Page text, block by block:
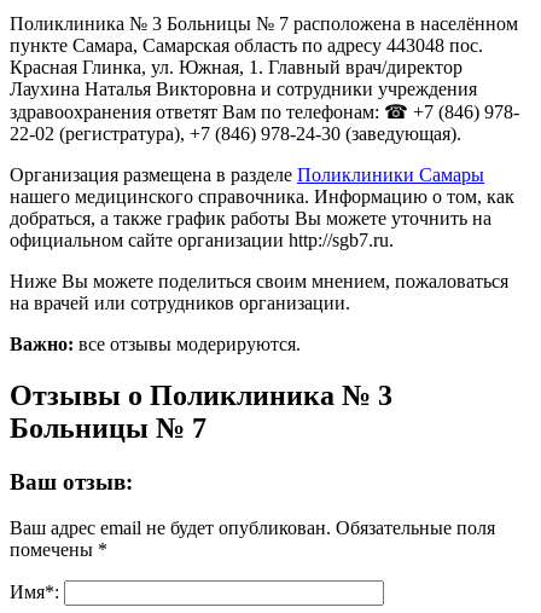
Поликлиника № 3 Больницы № 7 расположена в населённом
пункте Самара, Самарская область по адресу 443048 пос.
Красная Глинка, ул. Южная, 1. Главный врач/директор
Лаухина Наталья Викторовна и сотрудники учреждения
здравоохранения ответят Вам по телефонам: ☎ +7 (846) 978-
22-02 (регистратура), +7 (846) 978-24-30 (заведующая).
Организация размещена в разделе Поликлиники Самары
нашего медицинского справочника. Информацию о том, как
добраться, а также график работы Вы можете уточнить на
официальном сайте организации http://sgb7.ru.
Ниже Вы можете поделиться своим мнением, пожаловаться
на врачей или сотрудников организации.
Важно: все отзывы модерируются.
Отзывы о Поликлиника № 3
Больницы № 7
Ваш отзыв:
Ваш адрес email не будет опубликован. Обязательные поля
помечены *
Имя*: